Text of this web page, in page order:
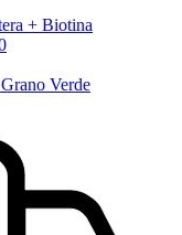
+ Biotina
Verde